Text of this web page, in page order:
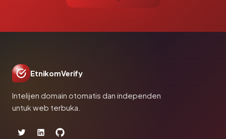
EtnikomVerify
Intelijen domain otomatis dan independen
untuk web terbuka.